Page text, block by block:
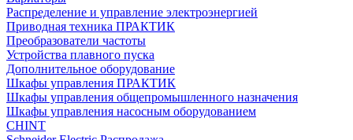
Распределение и управление электроэнергией
Приводная техника ПРАКТИК
Преобразователи частоты
Устройства плавного пуска
Дополнительное оборудование
Шкафы управления ПРАКТИК
Шкафы управления общепромышленного назначения
Шкафы управления насосным оборудованием
CHINT